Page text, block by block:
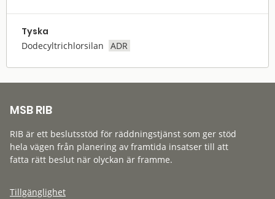
Tyska
Dodecyltrichlorsilan ADR
MSB RIB
RIB är ett beslutsstöd för räddningstjänst som ger stöd
hela vägen från planering av framtida insatser till att
fatta rätt beslut när olyckan är framme.
Tillgänglighet